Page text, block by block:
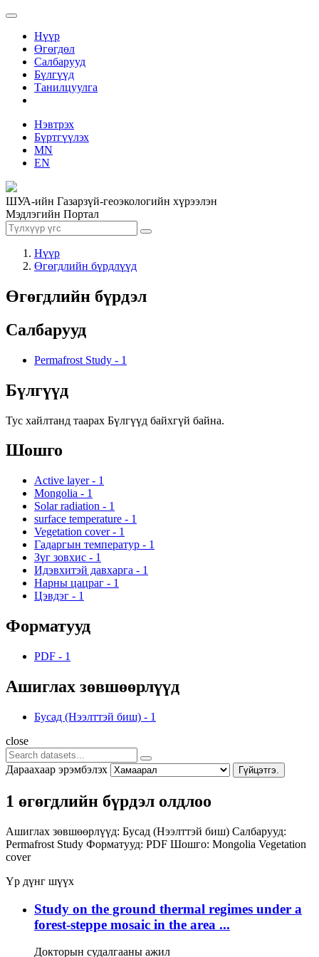
Нүүр
Өгөгдөл
Салбарууд
Бүлгүүд
Танилцуулга
Нэвтрэх
Бүртгүүлэх
MN
EN
ШУА-ийн Газарзүй-геоэкологийн хүрээлэн
Мэдлэгийн Портал
Нүүр
Өгөгдлийн бүрдлүүд
Өгөгдлийн бүрдэл
Салбарууд
Permafrost Study - 1
Бүлгүүд
Тус хайлтанд таарах Бүлгүүд байхгүй байна.
Шошго
Active layer - 1
Mongolia - 1
Solar radiation - 1
surface temperature - 1
Vegetation cover - 1
Гадаргын температур - 1
Зүг зовхис - 1
Идэвхитэй давхарга - 1
Нарны цацраг - 1
Цэвдэг - 1
Форматууд
PDF - 1
Ашиглах зөвшөөрлүүд
Бусад (Нээлттэй биш) - 1
close
Дараахаар эрэмбэлэх Гүйцэтгэ.
1 өгөгдлийн бүрдэл олдлоо
Ашиглах зөвшөөрлүүд: Бусад (Нээлттэй биш) Салбарууд:
Permafrost Study Форматууд: PDF Шошго: Mongolia Vegetation
cover
Үр дүнг шүүх
Study on the ground thermal regimes under a
forest-steppe mosaic in the area ...
Докторын судалгааны ажил